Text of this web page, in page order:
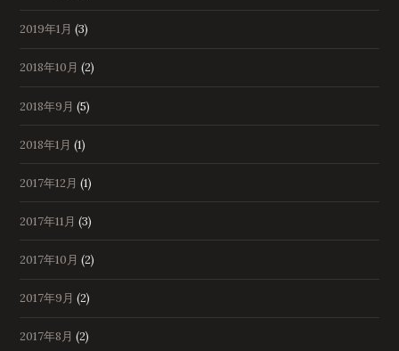
2019年1月 (3)
2018年10月 (2)
2018年9月 (5)
2018年1月 (1)
2017年12月 (1)
2017年11月 (3)
2017年10月 (2)
2017年9月 (2)
2017年8月 (2)